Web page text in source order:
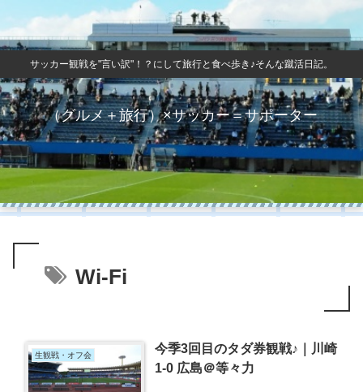
サッカー観戦を"言い訳"！？にして旅行と食べ歩き♪そんな蹴活日記。
（グルメ＋旅行）×サッカー＝サポーター
Wi-Fi
生観戦・オフ会
今季3回目のタダ券観戦♪｜川崎
1-0 広島＠等々力